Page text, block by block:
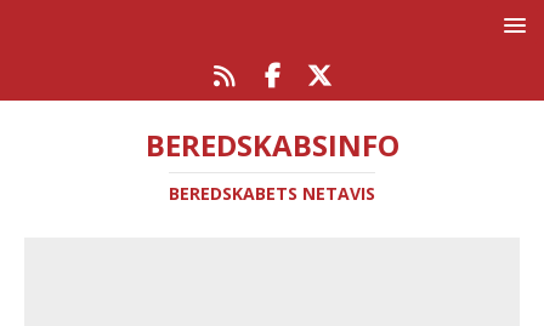
BEREDSKABSINFO
BEREDSKABETS NETAVIS